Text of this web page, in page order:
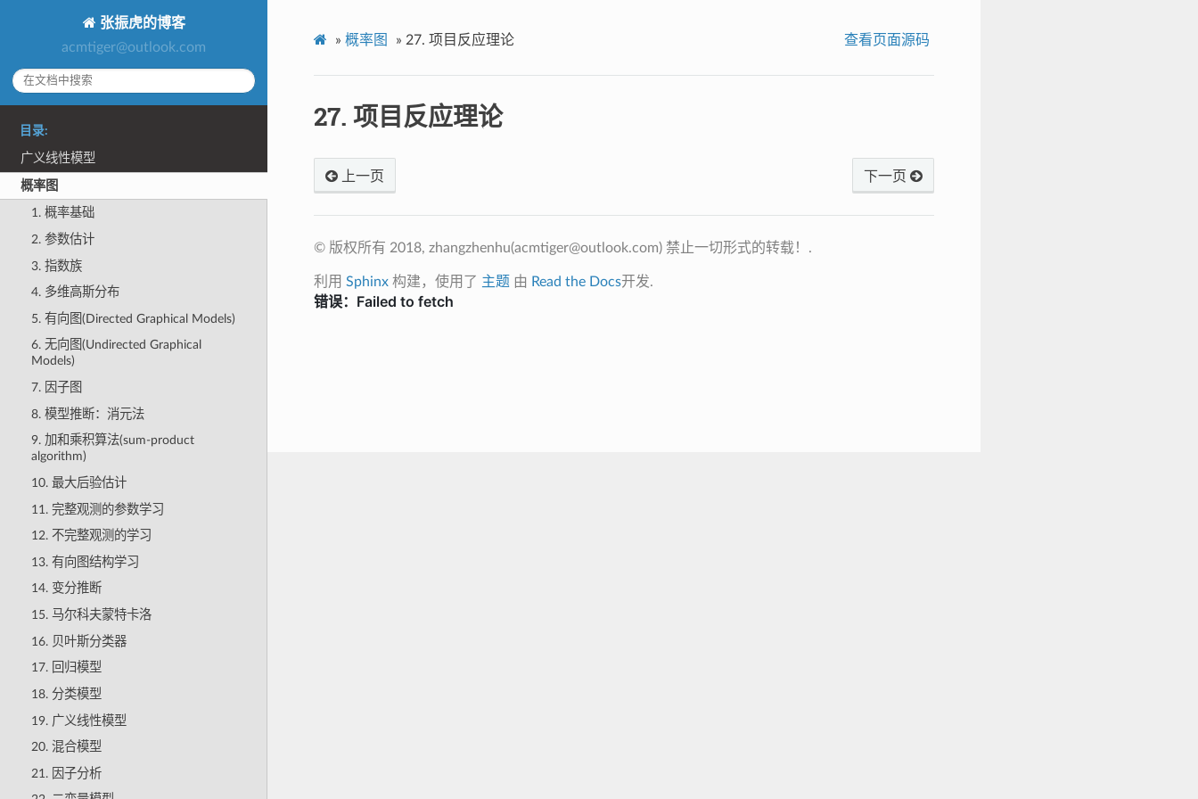
张振虎的博客
acmtiger@outlook.com
目录:
广义线性模型
概率图
1. 概率基础
2. 参数估计
3. 指数族
4. 多维高斯分布
5. 有向图(Directed Graphical Models)
6. 无向图(Undirected Graphical
Models)
7. 因子图
8. 模型推断：消元法
9. 加和乘积算法(sum-product
algorithm)
10. 最大后验估计
11. 完整观测的参数学习
12. 不完整观测的学习
13. 有向图结构学习
14. 变分推断
15. 马尔科夫蒙特卡洛
16. 贝叶斯分类器
17. 回归模型
18. 分类模型
19. 广义线性模型
20. 混合模型
21. 因子分析
» 概率图 » 27. 项目反应理论 查看页面源码
27. 项目反应理论
下一页
上一页
© 版权所有 2018, zhangzhenhu(acmtiger@outlook.com) 禁止一切形式的转载！.
利用 Sphinx构建，使用了 主题 由 Read the Docs开发.